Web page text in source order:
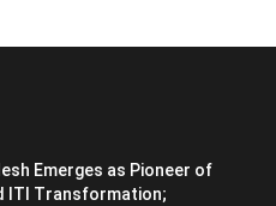
Emerges as Pioneer of
ITI Transformation;